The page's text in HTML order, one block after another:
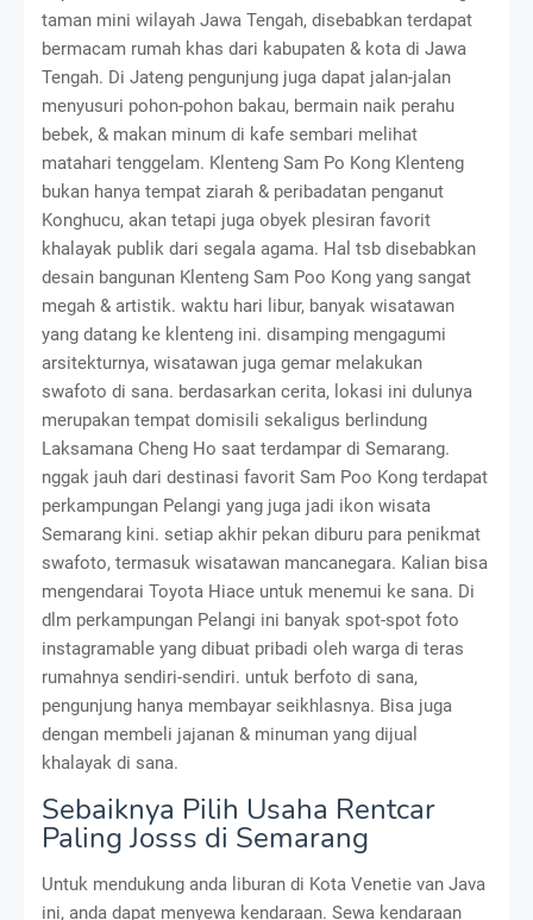
taman mini wilayah Jawa Tengah, disebabkan terdapat
bermacam rumah khas dari kabupaten & kota di Jawa
Tengah. Di Jateng pengunjung juga dapat jalan-jalan
menyusuri pohon-pohon bakau, bermain naik perahu
bebek, & makan minum di kafe sembari melihat
matahari tenggelam. Klenteng Sam Po Kong Klenteng
bukan hanya tempat ziarah & peribadatan penganut
Konghucu, akan tetapi juga obyek plesiran favorit
khalayak publik dari segala agama. Hal tsb disebabkan
desain bangunan Klenteng Sam Poo Kong yang sangat
megah & artistik. waktu hari libur, banyak wisatawan
yang datang ke klenteng ini. disamping mengagumi
arsitekturnya, wisatawan juga gemar melakukan
swafoto di sana. berdasarkan cerita, lokasi ini dulunya
merupakan tempat domisili sekaligus berlindung
Laksamana Cheng Ho saat terdampar di Semarang.
nggak jauh dari destinasi favorit Sam Poo Kong terdapat
perkampungan Pelangi yang juga jadi ikon wisata
Semarang kini. setiap akhir pekan diburu para penikmat
swafoto, termasuk wisatawan mancanegara. Kalian bisa
mengendarai Toyota Hiace untuk menemui ke sana. Di
dlm perkampungan Pelangi ini banyak spot-spot foto
instagramable yang dibuat pribadi oleh warga di teras
rumahnya sendiri-sendiri. untuk berfoto di sana,
pengunjung hanya membayar seikhlasnya. Bisa juga
dengan membeli jajanan & minuman yang dijual
khalayak di sana.
Sebaiknya Pilih Usaha Rentcar
Paling Josss di Semarang
Untuk mendukung anda liburan di Kota Venetie van Java
ini, anda dapat menyewa kendaraan. Sewa kendaraan